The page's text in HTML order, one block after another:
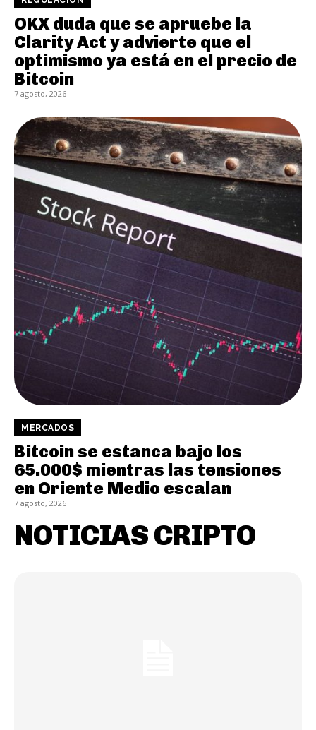
OKX duda que se apruebe la
Clarity Act y advierte que el
optimismo ya está en el precio de
Bitcoin
7 agosto, 2026
MERCADOS
Bitcoin se estanca bajo los
65.000$ mientras las tensiones
en Oriente Medio escalan
7 agosto, 2026
NOTICIAS CRIPTO